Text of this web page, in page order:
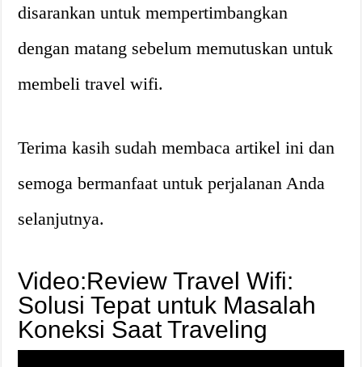
disarankan untuk mempertimbangkan
dengan matang sebelum memutuskan untuk
membeli travel wifi.
Terima kasih sudah membaca artikel ini dan
semoga bermanfaat untuk perjalanan Anda
selanjutnya.
Video:Review Travel Wifi:
Solusi Tepat untuk Masalah
Koneksi Saat Traveling